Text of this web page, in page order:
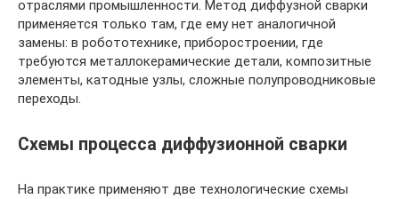
отраслями промышленности. Метод диффузной сварки
применяется только там, где ему нет аналогичной
замены: в робототехнике, приборостроении, где
требуются металлокерамические детали, композитные
элементы, катодные узлы, сложные полупроводниковые
переходы.
Схемы процесса диффузионной сварки
На практике применяют две технологические схемы